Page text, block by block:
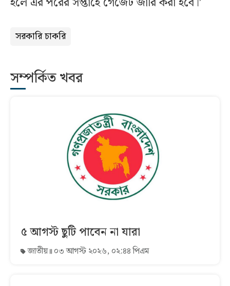
সরকারি চাকরি
সম্পর্কিত খবর
৫ আগস্ট ছুটি পাবেন না যারা
জাতীয় ০৩ আগস্ট ২০২৬, ০২:৪৪ পিএম